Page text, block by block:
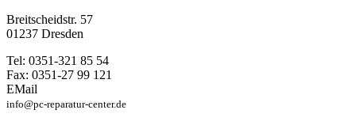
Breitscheidstr. 57
01237 Dresden
Tel: 0351-321 85 54
Fax: 0351-27 99 121
EMail
info@pc-reparatur-center.de